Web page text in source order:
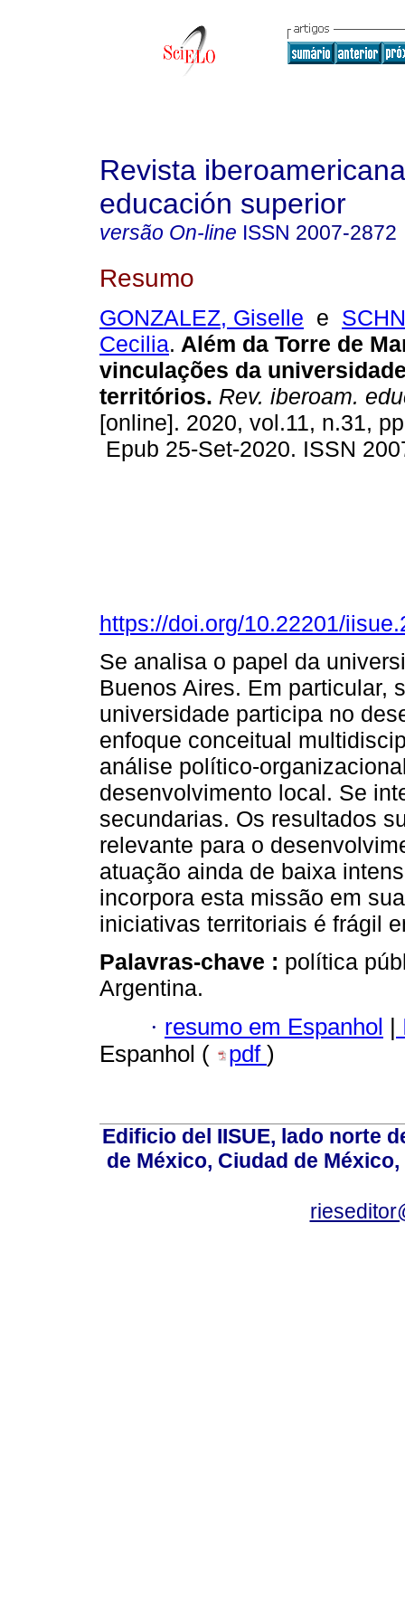
Revista
educación superior
versão On-line ISSN 2007-2872
Resumo
GONZALEZ, Giselle e
Cecilia. Além da Torre de
vinculações da
territórios. Rev. iberoam.
[online]. 2020, vol.11, n.31,
Epub 25-Set-2020. ISSN
https://doi.org/10.22201/
Se analisa o papel da
Buenos Aires. Em particular,
universidade participa no
enfoque conceitual
análise político-
desenvolvimento local. Se
secundarias. Os resultados
relevante para o
atuação ainda de baixa
incorpora esta missão em
iniciativas territoriais é frágil
Palavras-chave : política
Argentina.
· resumo em Espanhol |
Espanhol (
pdf )
Edificio del IISUE, lado norte
de México, Ciudad de México,